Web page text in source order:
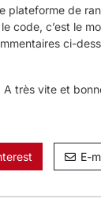
plateforme de
code, c’est le
ci-
très vite et
E-